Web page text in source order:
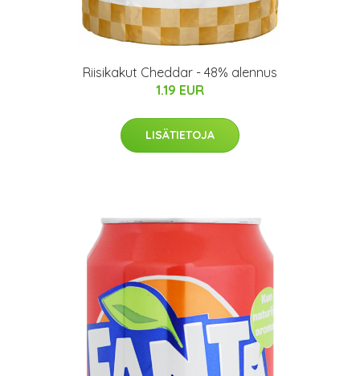
Riisikakut Cheddar - 48% alennus
1.19 EUR
LISÄTIETOJA